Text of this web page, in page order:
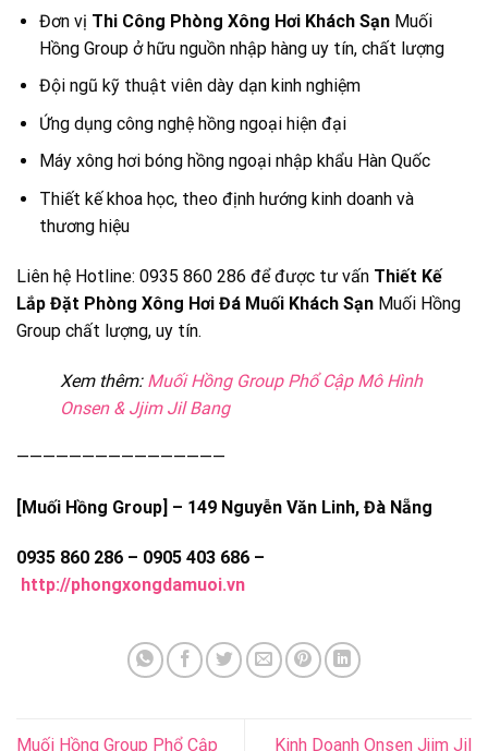
Đơn vị Thi Công Phòng Xông Hơi Khách SạnMuối
Hồng Group ở hữu nguồn nhập hàng uy tín, chất lượng
Đội ngũ kỹ thuật viên dày dạn kinh nghiệm
Ứng dụng công nghệ hồng ngoại hiện đại
Máy xông hơi bóng hồng ngoại nhập khẩu Hàn Quốc
Thiết kế khoa học, theo định hướng kinh doanh và
thương hiệu
Liên hệ Hotline: 0935 860 286 để được tư vấn Thiết Kế
Lắp Đặt Phòng Xông Hơi Đá Muối Khách Sạn Muối Hồng
Group chất lượng, uy tín.
Xem thêm: Muối Hồng Group Phổ Cập Mô Hình
Onsen & Jjim Jil Bang
————————————————
[Muối Hồng Group] – 149 Nguyễn Văn Linh, Đà Nẵng
0935 860 286 – 0905 403 686 –
http://phongxongdamuoi.vn
Muối Hồng Group Phổ Cập Kinh Doanh Onsen Jjim Jil